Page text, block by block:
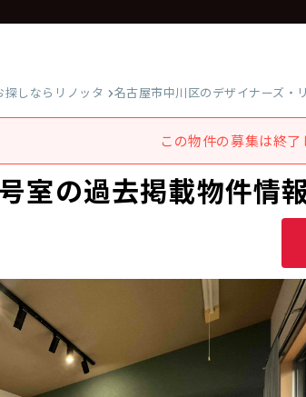
しならリノッタ 名古屋市中川区のデザイナーズ・
この物件の募集は終了
室の過去掲載物件情